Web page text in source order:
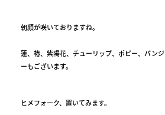
朝顔が咲いておりますね。
蓮、椿、紫陽花、チューリップ、ポピー、パンジ
ーもございます。
ヒメフォーク、置いてみます。